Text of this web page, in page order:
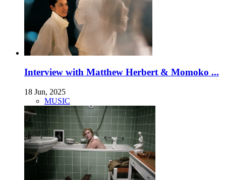
Interview with Matthew Herbert & Momoko ...
18 Jun, 2025
MUSIC